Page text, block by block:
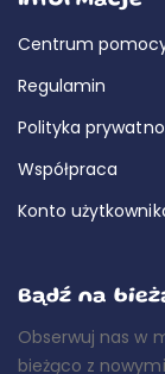
Centrum
Regulamin
Polityka
Współpraca
Konto
Bądź na
Obserwuj nas w
bieżąco z